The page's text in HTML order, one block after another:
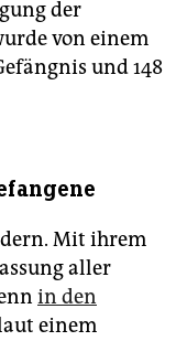
der
von einem
und 148
Mit ihrem
aller
in den
einem